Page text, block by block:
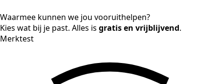
Waarmee kunnen we jou vooruithelpen?
Kies wat bij je past. Alles is gratis en vrijblijvend.
Merktest